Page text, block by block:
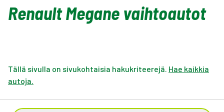
Renault Megane vaihtoautot
Tällä sivulla on sivukohtaisia hakukriteerejä. Hae kaikkia
autoja.